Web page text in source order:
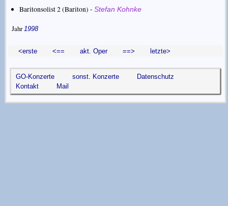
Baritonsolist 2 (Bariton) - Stefan Kohnke
Jahr 1998
<erste <== akt. Oper ==> letzte>
GO-Konzerte sonst. Konzerte
Datenschutz
Kontakt
Mail